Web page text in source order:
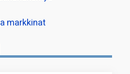
markkinat